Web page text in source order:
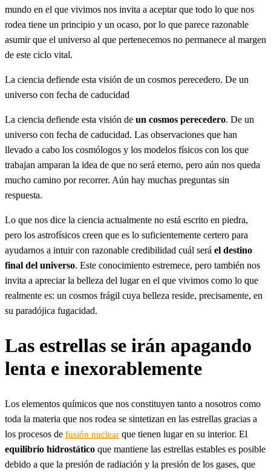
mundo en el que vivimos nos invita a aceptar que todo lo que nos
rodea tiene un principio y un ocaso, por lo que parece razonable
asumir que el universo al que pertenecemos no permanece al margen
de este ciclo vital.
La ciencia defiende esta visión de un cosmos perecedero. De un
universo con fecha de caducidad
La ciencia defiende esta visión de un cosmos perecedero. De un
universo con fecha de caducidad. Las observaciones que han
llevado a cabo los cosmólogos y los modelos físicos con los que
trabajan amparan la idea de que no será eterno, pero aún nos queda
mucho camino por recorrer. Aún hay muchas preguntas sin
respuesta.
Lo que nos dice la ciencia actualmente no está escrito en piedra,
pero los astrofísicos creen que es lo suficientemente certero para
ayudarnos a intuir con razonable credibilidad cuál será el destino
final del universo. Este conocimiento estremece, pero también nos
invita a apreciar la belleza del lugar en el que vivimos como lo que
realmente es: un cosmos frágil cuya belleza reside, precisamente, en
su paradójica fugacidad.
Las estrellas se irán apagando
lenta e inexorablemente
Los elementos químicos que nos constituyen tanto a nosotros como
toda la materia que nos rodea se sintetizan en las estrellas gracias a
los procesos de fusión nuclear que tienen lugar en su interior. El
equilibrio hidrostático que mantiene las estrellas estables es posible
debido a que la presión de radiación y la presión de los gases, que